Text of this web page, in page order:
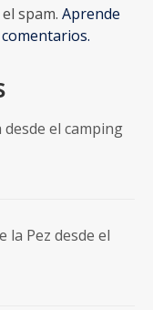
spam. Aprende
desde el camping
la Pez desde el